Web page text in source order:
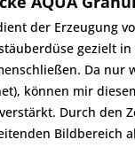
der
gezielt
Da nur
können mir
Durch den
Bildbereich